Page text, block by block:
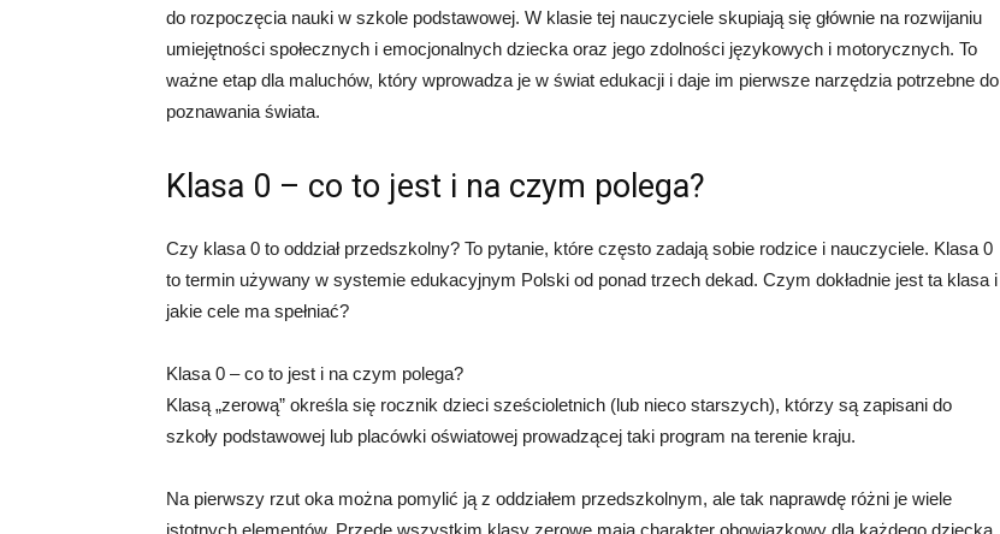
do rozpoczęcia nauki w szkole podstawowej. W klasie tej nauczyciele skupiają się głównie na rozwijaniu
umiejętności społecznych i emocjonalnych dziecka oraz jego zdolności językowych i motorycznych. To
ważne etap dla maluchów, który wprowadza je w świat edukacji i daje im pierwsze narzędzia potrzebne do
poznawania świata.
Klasa 0 – co to jest i na czym polega?
Czy klasa 0 to oddział przedszkolny? To pytanie, które często zadają sobie rodzice i nauczyciele. Klasa 0
to termin używany w systemie edukacyjnym Polski od ponad trzech dekad. Czym dokładnie jest ta klasa i
jakie cele ma spełniać?
Klasa 0 – co to jest i na czym polega?
Klasą „zerową” określa się rocznik dzieci sześcioletnich (lub nieco starszych), którzy są zapisani do
szkoły podstawowej lub placówki oświatowej prowadzącej taki program na terenie kraju.
Na pierwszy rzut oka można pomylić ją z oddziałem przedszkolnym, ale tak naprawdę różni je wiele
istotnych elementów. Przede wszystkim klasy zerowe mają charakter obowiązkowy dla każdego dziecka